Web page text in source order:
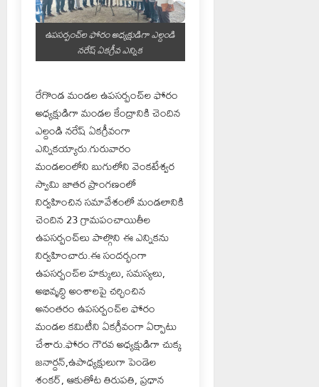
ఉపసర్పంచ్‌ల ఫోరం అధ్యక్షుడిగా ఎల్దండి
నరేష్ ఏకగ్రీవ ఎన్నిక
రేగొండ మండల ఉపసర్పంచ్‌ల ఫోరం
అధ్యక్షుడిగా మండల కేంద్రానికి చెందిన
ఎల్దండి నరేష్ ఏకగ్రీవంగా
ఎన్నికయ్యారు.గురువారం
మండలంలోని బుగులోని వెంకటేశ్వర
స్వామి జాతర ప్రాంగణంలో
నిర్వహించిన సమావేశంలో మండలానికి
చెందిన 23 గ్రామపంచాయితీల
ఉపసర్పంచ్‌లు పాల్గొని ఈ ఎన్నికను
నిర్వహించారు.ఈ సందర్భంగా
ఉపసర్పంచ్‌ల హక్కులు, సమస్యలు,
అభివృద్ధి అంశాలపై చర్చించిన
అనంతరం ఉపసర్పంచ్‌ల ఫోరం
మండల కమిటీని ఏకగ్రీవంగా ఏర్పాటు
చేశారు.ఫోరం గౌరవ అధ్యక్షుడిగా చుక్క
జనార్దన్,ఉపాధ్యక్షులుగా పెండెల
శంకర్, ఆకుతోట తిరుపతి, ప్రధాన